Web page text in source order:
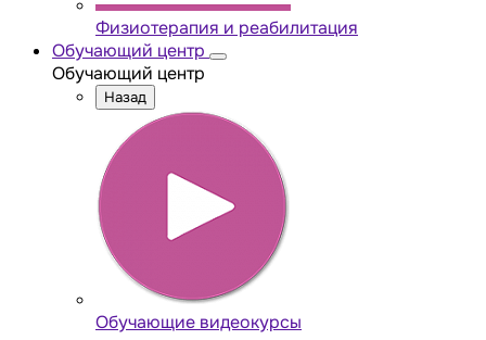
Физиотерапия и реабилитация
Обучающий центр
Обучающий центр
Назад
Обучающие видеокурсы